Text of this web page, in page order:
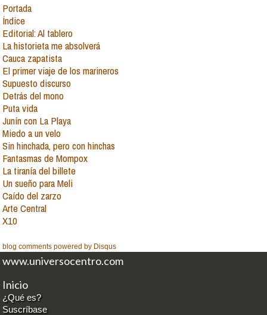
Portada
Índice
Editorial: Al tablero
La historieta me absolverá
Cauca zapatista
El primer viaje de los marineros
Supuesto discurso
Detrás del mono
Puta vida
Junín con La Playa
Miedo a un velo
Sin hinchada, pero con hinchas
Fantasmas de Mompox
La tiranía del billete
Un sueño para Meli
Caído del zarzo
Arte Central
X10
blog comments powered by Disqus
www.universocentro.com
Inicio
¿Qué es?
Suscríbase